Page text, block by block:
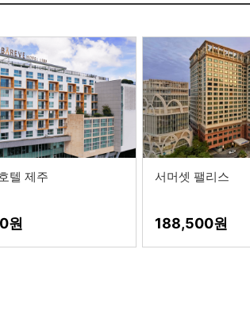
텔 제주 서머셋 팰리스
188,500